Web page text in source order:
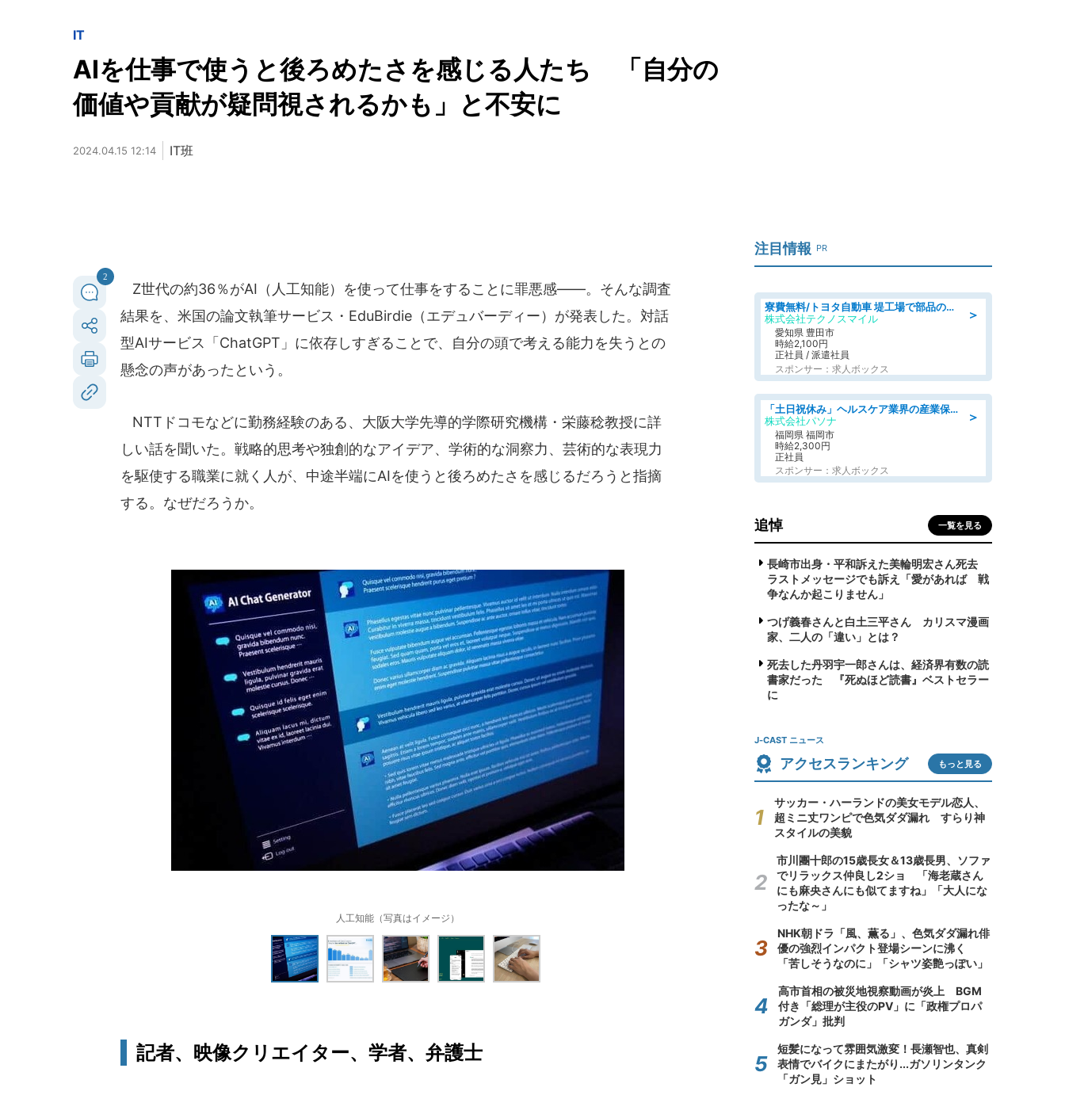
IT
AIを仕事で使うと後ろめたさを感じる人たち 「自分の
価値や貢献が疑問視されるかも」と不安に
2024.04.15 12:14 IT班
2
Z世代の約36％がAI（人工知能）を使って仕事をすることに罪悪感――。そんな調査
結果を、米国の論文執筆サービス・EduBirdie（エデュバーディー）が発表した。対話
型AIサービス「ChatGPT」に依存しすぎることで、自分の頭で考える能力を失うとの
懸念の声があったという。
NTTドコモなどに勤務経験のある、大阪大学先導的学際研究機構・栄藤稔教授に詳
しい話を聞いた。戦略的思考や独創的なアイデア、学術的な洞察力、芸術的な表現力
を駆使する職業に就く人が、中途半端にAIを使うと後ろめたさを感じるだろうと指摘
する。なぜだろうか。
人工知能（写真はイメージ）
記者、映像クリエイター、学者、弁護士
注目情報 PR
＞
寮費無料/トヨタ自動車 堤工場で部品の組立製造/tutumi
株式会社テクノスマイル
愛知県 豊田市
時給2,100円
正社員 / 派遣社員
スポンサー：求人ボックス
＞
「土日祝休み」ヘルスケア業界の産業保健師/高時給/未経験OK/要資格:保健師、正看護師
株式会社パソナ
福岡県 福岡市
時給2,300円
正社員
スポンサー：求人ボックス
追悼 一覧を見る
長崎市出身・平和訴えた美輪明宏さん死去
ラストメッセージでも訴え「愛があれば 戦
争なんか起こりません」
つげ義春さんと白土三平さん カリスマ漫画
家、二人の「違い」とは？
死去した丹羽宇一郎さんは、経済界有数の読
書家だった 『死ぬほど読書』ベストセラー
に
J-CAST ニュース
アクセスランキング もっと見る
サッカー・ハーランドの美女モデル恋人、
超ミニ丈ワンピで色気ダダ漏れ すらり神
スタイルの美貌
市川團十郎の15歳長女＆13歳長男、ソファ
でリラックス仲良し2ショ 「海老蔵さん
にも麻央さんにも似てますね」「大人にな
ったな～」
NHK朝ドラ「風、薫る」、色気ダダ漏れ俳
優の強烈インパクト登場シーンに沸く
「苦しそうなのに」「シャツ姿艶っぽい」
高市首相の被災地視察動画が炎上 BGM
付き「総理が主役のPV」に「政権プロパ
ガンダ」批判
短髪になって雰囲気激変！長瀬智也、真剣
表情でバイクにまたがり...ガソリンタンク
「ガン見」ショット